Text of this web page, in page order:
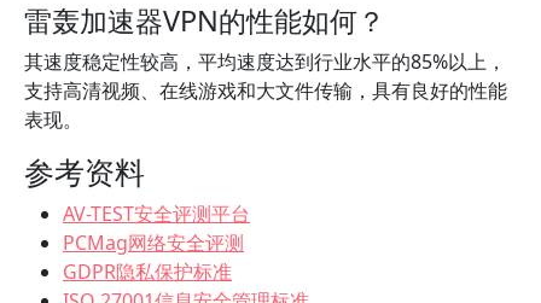
雷轰加速器VPN的性能如何？
其速度稳定性较高，平均速度达到行业水平的85%以上，
支持高清视频、在线游戏和大文件传输，具有良好的性能
表现。
参考资料
AV-TEST安全评测平台
PCMag网络安全评测
GDPR隐私保护标准